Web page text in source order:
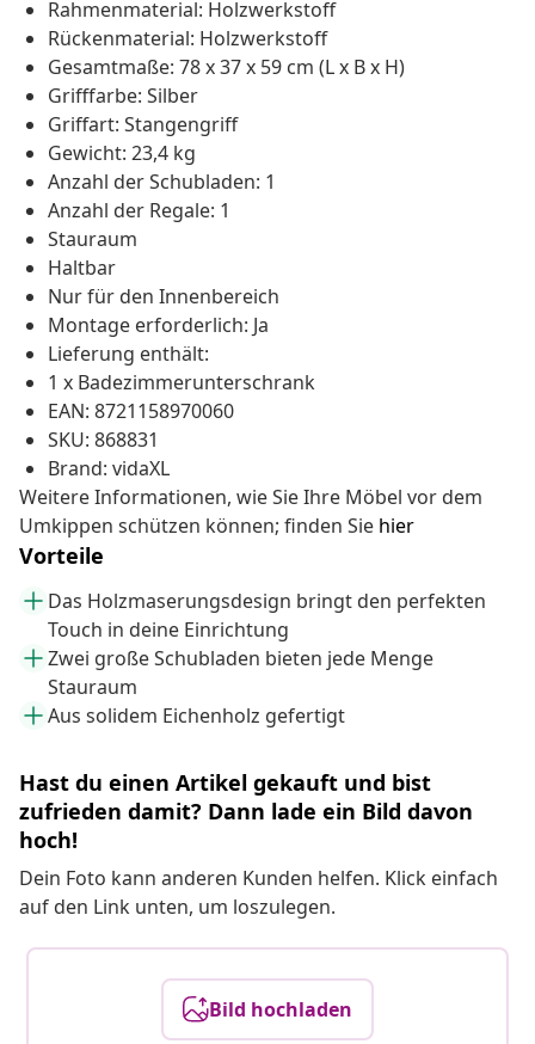
Rahmenmaterial: Holzwerkstoff
Rückenmaterial: Holzwerkstoff
Gesamtmaße: 78 x 37 x 59 cm (L x B x H)
Grifffarbe: Silber
Griffart: Stangengriff
Gewicht: 23,4 kg
Anzahl der Schubladen: 1
Anzahl der Regale: 1
Stauraum
Haltbar
Nur für den Innenbereich
Montage erforderlich: Ja
Lieferung enthält:
1 x Badezimmerunterschrank
EAN: 8721158970060
SKU: 868831
Brand: vidaXL
Weitere Informationen, wie Sie Ihre Möbel vor dem
Umkippen schützen können; finden Sie hier
Vorteile
Das Holzmaserungsdesign bringt den perfekten
Touch in deine Einrichtung
Zwei große Schubladen bieten jede Menge
Stauraum
Aus solidem Eichenholz gefertigt
Hast du einen Artikel gekauft und bist
zufrieden damit? Dann lade ein Bild davon
hoch!
Dein Foto kann anderen Kunden helfen. Klick einfach
auf den Link unten, um loszulegen.
Bild hochladen